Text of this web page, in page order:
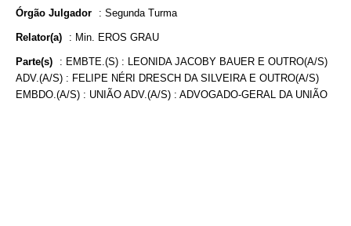
Órgão Julgador : Segunda Turma
Relator(a) : Min. EROS GRAU
Parte(s) : EMBTE.(S) : LEONIDA JACOBY BAUER E OUTRO(A/S)
ADV.(A/S) : FELIPE NÉRI DRESCH DA SILVEIRA E OUTRO(A/S)
EMBDO.(A/S) : UNIÃO ADV.(A/S) : ADVOGADO-GERAL DA UNIÃO